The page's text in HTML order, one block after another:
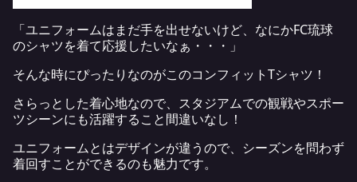
「ユニフォームはまだ手を出せないけど、なにかFC琉球
のシャツを着て応援したいなぁ・・・」
そんな時にぴったりなのがこのコンフィットTシャツ！
さらっとした着心地なので、スタジアムでの観戦やスポー
ツシーンにも活躍すること間違いなし！
ユニフォームとはデザインが違うので、シーズンを問わず
着回すことができるのも魅力です。